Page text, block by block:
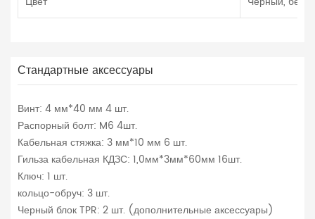
Стандартные аксессуары
Винт: 4 мм*40 мм 4 шт.
Распорный болт: M6 4шт.
Кабельная стяжка: 3 мм*10 мм 6 шт.
Гильза кабельная КДЗС: 1,0мм*3мм*60мм 16шт.
Ключ: 1 шт.
кольцо-обруч: 3 шт.
Черный блок TPR: 2 шт. (дополнительные аксессуары)